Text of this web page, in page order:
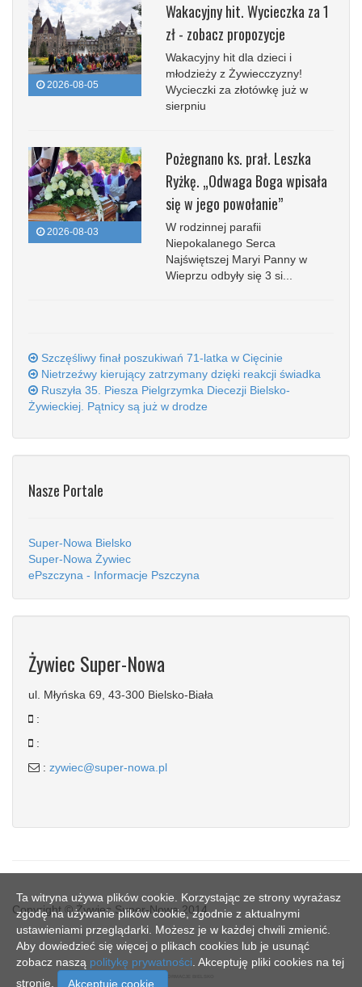
2026-08-05
Wakacyjny hit. Wycieczka za 1
zł - zobacz propozycje
Wakacyjny hit dla dzieci i
młodzieży z Żywiecczyzny!
Wycieczki za złotówkę już w
sierpniu
2026-08-03
Pożegnano ks. prał. Leszka
Ryżkę. „Odwaga Boga wpisała
się w jego powołanie”
W rodzinnej parafii
Niepokalanego Serca
Najświętszej Maryi Panny w
Wieprzu odbyły się 3 si...
Szczęśliwy finał poszukiwań 71-latka w Cięcinie
Nietrzeźwy kierujący zatrzymany dzięki reakcji świadka
Ruszyła 35. Piesza Pielgrzymka Diecezji Bielsko-
Żywieckiej. Pątnicy są już w drodze
Nasze Portale
Super-Nowa Bielsko
Super-Nowa Żywiec
ePszczyna - Informacje Pszczyna
Żywiec Super-Nowa
ul. Młyńska 69, 43-300 Bielsko-Biała
:
:
: zywiec@super-nowa.pl
Copyright © Żywiec Super-Nowa 2014
Ta witryna używa plików cookie. Korzystając ze strony wyrażasz
zgodę na używanie plików cookie, zgodnie z aktualnymi
ustawieniami przeglądarki. Możesz je w każdej chwili zmienić.
Aby dowiedzieć się więcej o plikach cookies lub je usunąć
zobacz naszą politykę prywatności . Akceptuję pliki cookies na tej
stronie.
Akceptuje cookie.